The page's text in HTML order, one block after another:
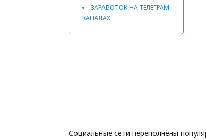
ЗАРАБОТОК НА ТЕЛЕГРАМ
КАНАЛАХ
Социальные сети переполнены